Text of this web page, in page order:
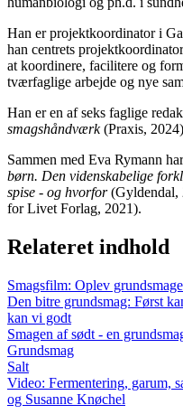
Han er projektkoordinator i
han centrets
at koordinere, facilitere og
tværfaglige arbejde og nye
Han er en af seks faglige
smagshåndværk(Praxis,
Sammen med Eva Rymann
børn. Den videnskabelige
spise - og hvorfor(Gyldendal,
for Livet Forlag, 2021).
Relateret indhold
Smagsfilm: Oplev
Den bitre grundsmag: Først
kan vi godt
Smagen af sødt - en
Grundsmag
Salt
Video: Fermentering, garum,
og Susanne Knøchel